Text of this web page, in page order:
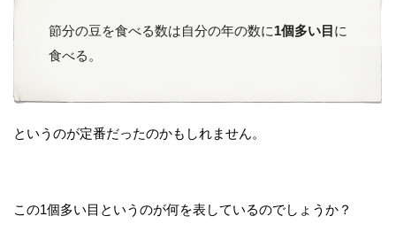
節分の豆を食べる数は自分の年の数に1個多い目 に
食べる。
というのが定番だったのかもしれません。
この1個多い目というのが何を表しているのでしょうか？